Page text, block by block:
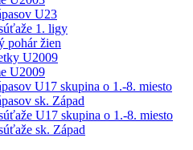
U23
1. ligy
pohár žien
U2009
U2009
U17 skupina o 1.-8. miesto
sk. Západ
U17 skupina o 1.-8. miesto
sk. Západ